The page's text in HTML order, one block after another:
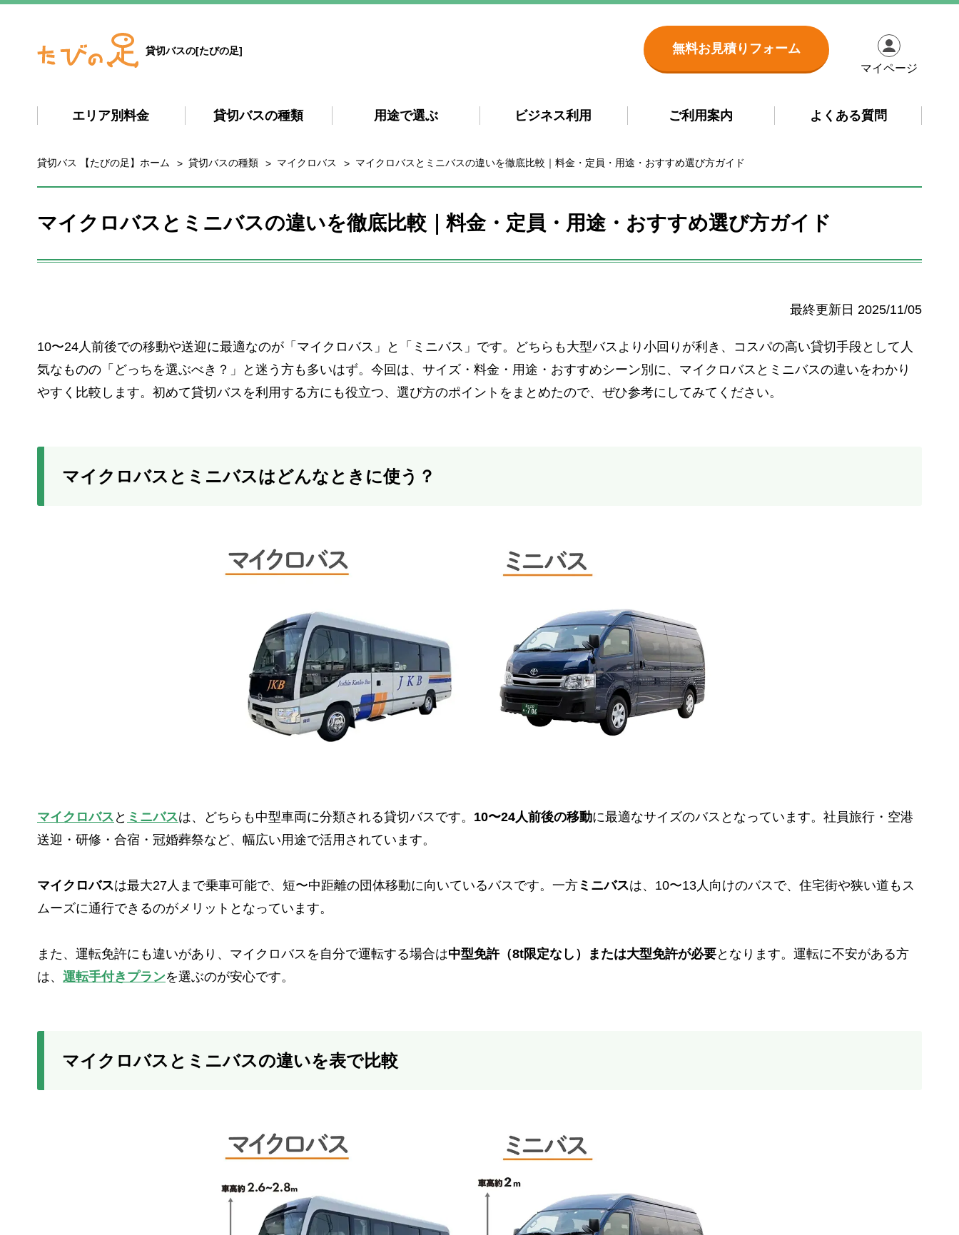
貸切バスの[たびの足]
マイページ
エリア別料金 貸切バスの種類 用途で選ぶ ビジネス利用 ご利用案内 よくある質問
無料お見積りフォーム
貸切バス 【たびの足】ホーム 貸切バスの種類 マイクロバス マイクロバスとミニバスの違いを徹底比較｜料金・定員・用途・おすすめ選び方ガイド
マイクロバスとミニバスの違いを徹底比較｜料金・定員・用途・おすすめ選び方ガイド
2025/11/05
10〜24人前後での移動や送迎に最適なのが「マイクロバス」と「ミニバス」です。どちらも大型バスより小回りが利き、コスパの高い貸切手段として人
気なものの「どっちを選ぶべき？」と迷う方も多いはず。今回は、サイズ・料金・用途・おすすめシーン別に、マイクロバスとミニバスの違いをわかり
やすく比較します。初めて貸切バスを利用する方にも役立つ、選び方のポイントをまとめたので、ぜひ参考にしてみてください。
マイクロバスとミニバスはどんなときに使う？
マイクロバス と ミニバスは、どちらも中型車両に分類される貸切バスです。 10〜24人前後の移動に最適なサイズのバスとなっています。社員旅行・空港
送迎・研修・合宿・冠婚葬祭など、幅広い用途で活用されています。
マイクロバスは最大27人まで乗車可能で、短〜中距離の団体移動に向いているバスです。一方 ミニバスは、10〜13人向けのバスで、住宅街や狭い道もス
ムーズに通行できるのがメリットとなっています。
また、運転免許にも違いがあり、マイクロバスを自分で運転する場合は中型免許（8t限定なし）または大型免許が必要となります。運転に不安がある方
は、 運転手付きプランを選ぶのが安心です。
マイクロバスとミニバスの違いを表で比較